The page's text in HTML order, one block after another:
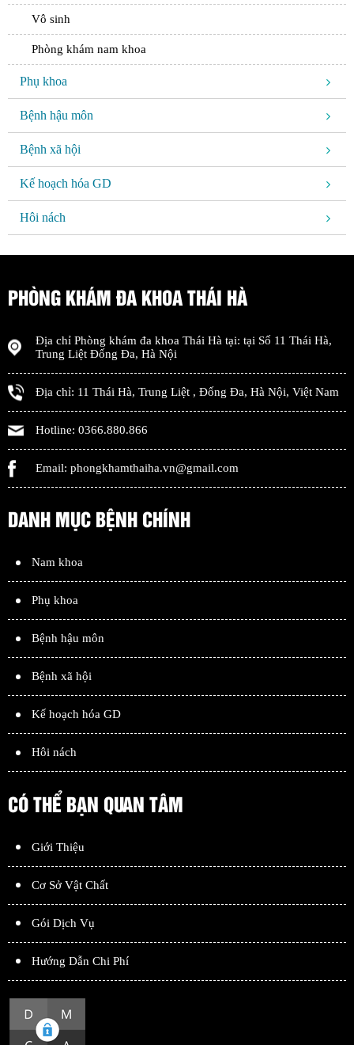
Vô sinh
Phòng khám nam khoa
Phụ khoa
Bệnh hậu môn
Bệnh xã hội
Kế hoạch hóa GD
Hôi nách
PHÒNG KHÁM ĐA KHOA THÁI HÀ
Địa chỉ Phòng khám đa khoa Thái Hà tại: tại Số 11 Thái Hà,
Trung Liệt Đống Đa, Hà Nội
Địa chỉ: 11 Thái Hà, Trung Liệt , Đống Đa, Hà Nội, Việt Nam
Hotline: 0366.880.866
Email: phongkhamthaiha.vn@gmail.com
DANH MỤC BỆNH CHÍNH
Nam khoa
Phụ khoa
Bệnh hậu môn
Bệnh xã hội
Kế hoạch hóa GD
Hôi nách
CÓ THỂ BẠN QUAN TÂM
Giới Thiệu
Cơ Sở Vật Chất
Gói Dịch Vụ
Hướng Dẫn Chi Phí